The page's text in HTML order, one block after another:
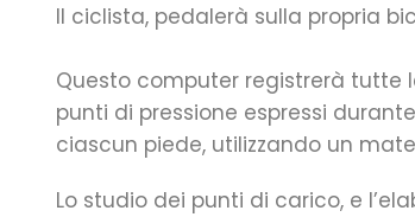
Il ciclista, pedalerà sulla propria
Questo computer registrerà tutte
punti di pressione espressi
ciascun piede, utilizzando un
Lo studio dei punti di carico, e